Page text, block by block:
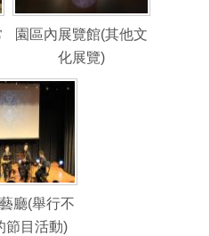
園區內展覽館(其他文
化展覽)
廳(舉行不
節目活動)